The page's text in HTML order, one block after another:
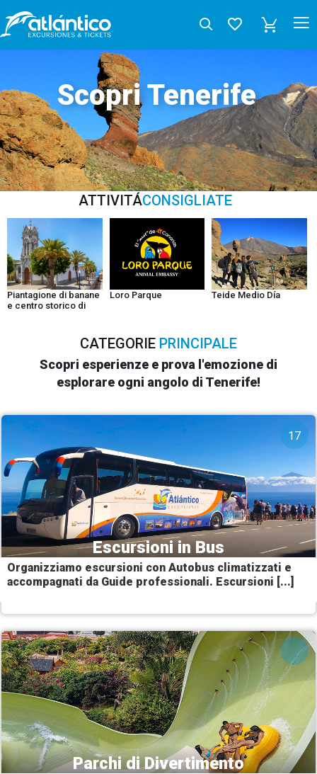
Scopri Tenerife
ATTIVITÁCONSIGLIATE
Piantagione di banane
e centro storico di
Loro Parque Teide Medio Día
CATEGORIE PRINCIPALE
Scopri esperienze e prova l'emozione di
esplorare ogni angolo di Tenerife!
17
Escursioni in Bus
Organizziamo escursioni con Autobus climatizzati e
accompagnati da Guide professionali. Escursioni [...]
Parchi di Divertimento